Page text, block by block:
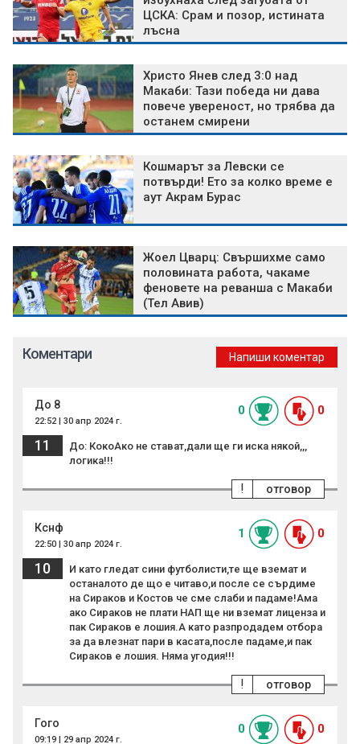
ЦСКА: Срам и позор, истината
лъсна
Христо Янев след 3:0 над
Макаби: Тази победа ни дава
повече увереност, но трябва да
останем смирени
Кошмарът за Левски се
потвърди! Ето за колко време е
аут Акрам Бурас
Жоел Цварц: Свършихме само
половината работа, чакаме
феновете на реванша с Макаби
(Тел Авив)
Коментари Напиши коментар
До 8
22:52 | 30 апр 2024 г.
0 0
11
До: КокоАко не стават,дали ще ги иска някой,,,
логика!!!
отговор
!
Кснф
22:50 | 30 апр 2024 г.
1 0
10
И като гледат сини футболисти,те ще вземат и
останалото де що е читаво,и после се сърдиме
на Сираков и Костов че сме слаби и падаме!Ама
ако Сираков не плати НАП ще ни вземат лиценза и
пак Сираков е лошия.А като разпродадем отбора
за да влезнат пари в касата,после падаме,и пак
Сираков е лошия. Няма угодия!!!
отговор
!
Гого
09:19 | 29 апр 2024 г.
0 0